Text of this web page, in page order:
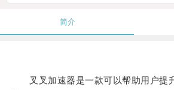
简介
叉叉加速器是一款可以帮助用户提